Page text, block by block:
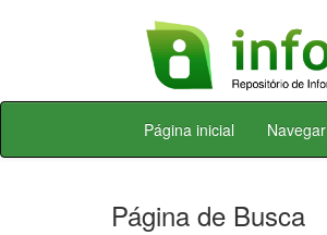
Skip
Página inicial Navegar
Página de Busca